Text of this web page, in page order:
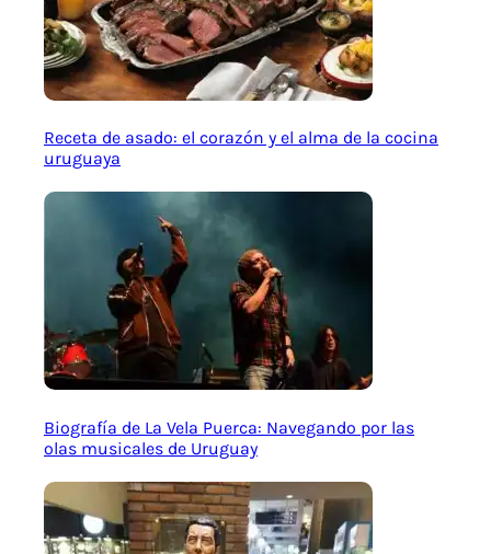
Receta de asado: el corazón y el alma de la cocina
uruguaya
Biografía de La Vela Puerca: Navegando por las
olas musicales de Uruguay